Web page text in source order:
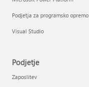
Podjetja za programsko opremo
Visual Studio
Podjetje
Zaposlitev